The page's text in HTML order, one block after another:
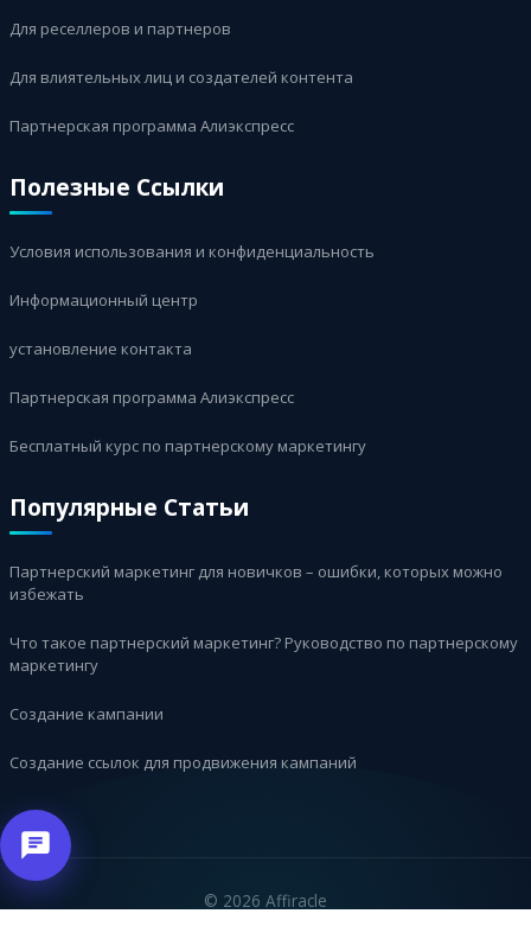
Для реселлеров и партнеров
Для влиятельных лиц и создателей контента
Партнерская программа Алиэкспресс
Полезные Ссылки
Условия использования и конфиденциальность
Информационный центр
установление контакта
Партнерская программа Алиэкспресс
Бесплатный курс по партнерскому маркетингу
Популярные Статьи
Партнерский маркетинг для новичков – ошибки, которых можно
избежать
Что такое партнерский маркетинг? Руководство по партнерскому
маркетингу
Создание кампании
Создание ссылок для продвижения кампаний
© 2026 Affiracle